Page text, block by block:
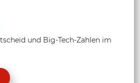
und Big-Tech-Zahlen im